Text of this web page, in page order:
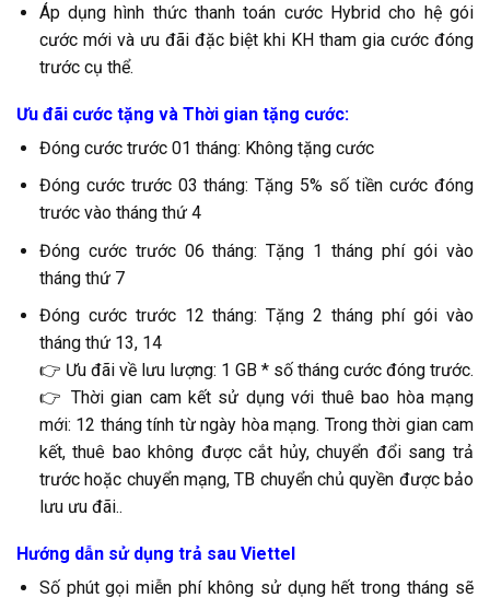
Áp dụng hình thức thanh toán cước Hybrid cho hệ gói
cước mới và ưu đãi đặc biệt khi KH tham gia cước đóng
trước cụ thể.
Ưu đãi cước tặng và Thời gian tặng cước:
Đóng cước trước 01 tháng: Không tặng cước
Đóng cước trước 03 tháng: Tặng 5% số tiền cước đóng
trước vào tháng thứ 4
Đóng cước trước 06 tháng: Tặng 1 tháng phí gói vào
tháng thứ 7
Đóng cước trước 12 tháng: Tặng 2 tháng phí gói vào
tháng thứ 13, 14
👉 Ưu đãi về lưu lượng: 1 GB * số tháng cước đóng trước.
👉 Thời gian cam kết sử dụng với thuê bao hòa mạng
mới: 12 tháng tính từ ngày hòa mạng. Trong thời gian cam
kết, thuê bao không được cắt hủy, chuyển đổi sang trả
trước hoặc chuyển mạng, TB chuyển chủ quyền được bảo
lưu ưu đãi..
Hướng dẫn sử dụng trả sau Viettel
Số phút gọi miễn phí không sử dụng hết trong tháng sẽ